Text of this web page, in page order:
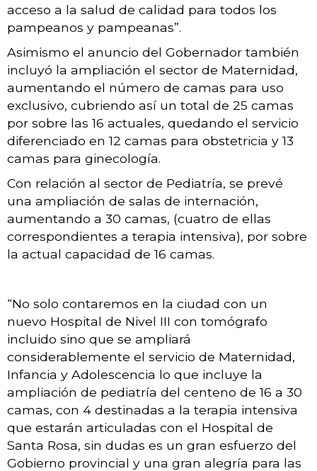
acceso a la salud de calidad para todos los
pampeanos y pampeanas”.
Asimismo el anuncio del Gobernador también
incluyó la ampliación el sector de Maternidad,
aumentando el número de camas para uso
exclusivo, cubriendo así un total de 25 camas
por sobre las 16 actuales, quedando el servicio
diferenciado en 12 camas para obstetricia y 13
camas para ginecología.
Con relación al sector de Pediatría, se prevé
una ampliación de salas de internación,
aumentando a 30 camas, (cuatro de ellas
correspondientes a terapia intensiva), por sobre
la actual capacidad de 16 camas.
“No solo contaremos en la ciudad con un
nuevo Hospital de Nivel III con tomógrafo
incluido sino que se ampliará
considerablemente el servicio de Maternidad,
Infancia y Adolescencia lo que incluye la
ampliación de pediatría del centeno de 16 a 30
camas, con 4 destinadas a la terapia intensiva
que estarán articuladas con el Hospital de
Santa Rosa, sin dudas es un gran esfuerzo del
Gobierno provincial y una gran alegría para las